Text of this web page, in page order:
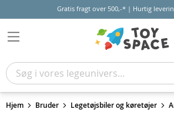
Gratis fragt over 500,-* | Hurtig
Hjem Bruder Legetøjsbiler og køretøjer